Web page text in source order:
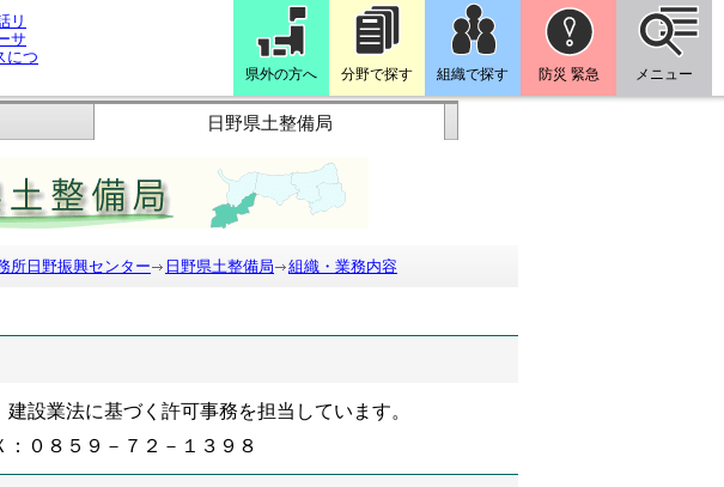
県外の方へ 分野で探す 組織で探す 防災 緊急 メニュー
日野県土整備局
所日野振興センター 日野県土整備局 組織・業務内容
設業法に基づく許可事務を担当しています。
０８５９－７２－１３９８